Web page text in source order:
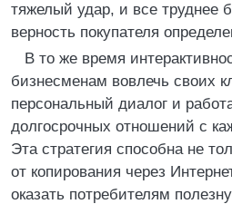
тяжелый удар, и все труднее
верность покупателя
В то же время
бизнесменам вовлечь своих
персональный диалог и
долгосрочных отношений с
Эта стратегия способна не
от копирования через
оказать потребителям